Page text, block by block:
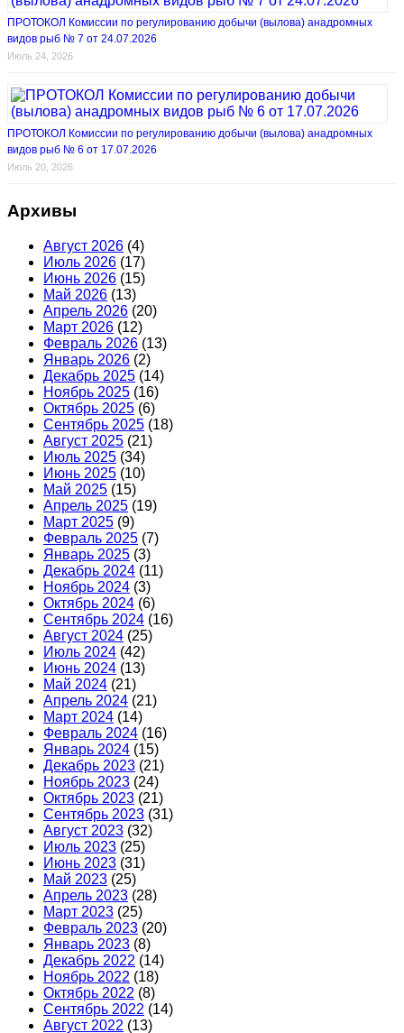
ПРОТОКОЛ Комиссии по регулированию добычи (вылова) анадромных
видов рыб № 7 от 24.07.2026
Июль 24, 2026
ПРОТОКОЛ Комиссии по регулированию добычи (вылова) анадромных
видов рыб № 6 от 17.07.2026
Июль 20, 2026
Архивы
Август 2026 (4)
Июль 2026 (17)
Июнь 2026 (15)
Май 2026 (13)
Апрель 2026 (20)
Март 2026 (12)
Февраль 2026 (13)
Январь 2026 (2)
Декабрь 2025 (14)
Ноябрь 2025 (16)
Октябрь 2025 (6)
Сентябрь 2025 (18)
Август 2025 (21)
Июль 2025 (34)
Июнь 2025 (10)
Май 2025 (15)
Апрель 2025 (19)
Март 2025 (9)
Февраль 2025 (7)
Январь 2025 (3)
Декабрь 2024 (11)
Ноябрь 2024 (3)
Октябрь 2024 (6)
Сентябрь 2024 (16)
Август 2024 (25)
Июль 2024 (42)
Июнь 2024 (13)
Май 2024 (21)
Апрель 2024 (21)
Март 2024 (14)
Февраль 2024 (16)
Январь 2024 (15)
Декабрь 2023 (21)
Ноябрь 2023 (24)
Октябрь 2023 (21)
Сентябрь 2023 (31)
Август 2023 (32)
Июль 2023 (25)
Июнь 2023 (31)
Май 2023 (25)
Апрель 2023 (28)
Март 2023 (25)
Февраль 2023 (20)
Январь 2023 (8)
Декабрь 2022 (14)
Ноябрь 2022 (18)
Октябрь 2022 (8)
Сентябрь 2022 (14)
Август 2022 (13)